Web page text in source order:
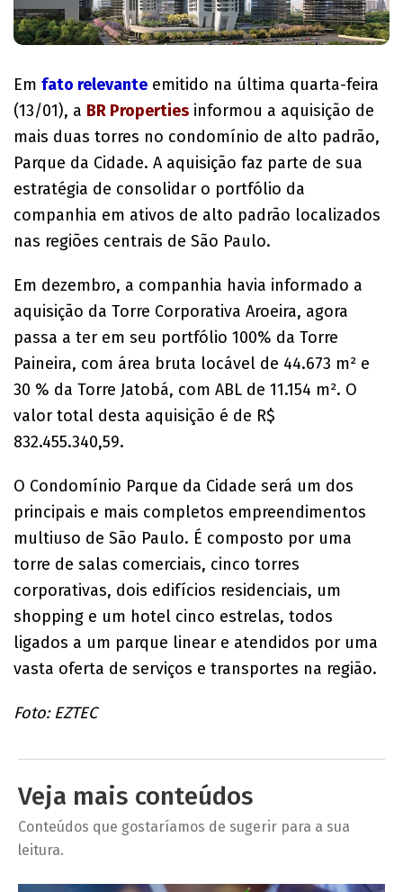
Em fato relevante emitido na última quarta-feira
(13/01), a BR Properties informou a aquisição de
mais duas torres no condomínio de alto padrão,
Parque da Cidade. A aquisição faz parte de sua
estratégia de consolidar o portfólio da
companhia em ativos de alto padrão localizados
nas regiões centrais de São Paulo.
Em dezembro, a companhia havia informado a
aquisição da Torre Corporativa Aroeira, agora
passa a ter em seu portfólio 100% da Torre
Paineira, com área bruta locável de 44.673 m² e
30 % da Torre Jatobá, com ABL de 11.154 m². O
valor total desta aquisição é de R$
832.455.340,59.
O Condomínio Parque da Cidade será um dos
principais e mais completos empreendimentos
multiuso de São Paulo. É composto por uma
torre de salas comerciais, cinco torres
corporativas, dois edifícios residenciais, um
shopping e um hotel cinco estrelas, todos
ligados a um parque linear e atendidos por uma
vasta oferta de serviços e transportes na região.
Foto: EZTEC
Veja mais conteúdos
Conteúdos que gostaríamos de sugerir para a sua
leitura.